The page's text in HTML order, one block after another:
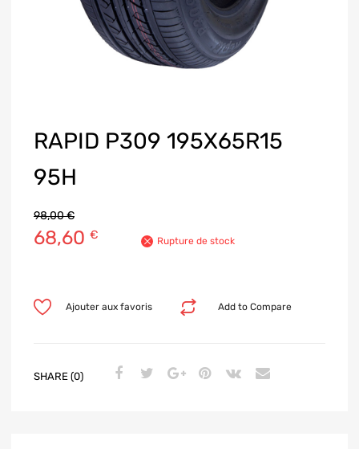
RAPID P309 195X65R15
95H
98,00€
68,60 € Rupture de stock
Add to Compare
Ajouter aux favoris
SHARE (0)